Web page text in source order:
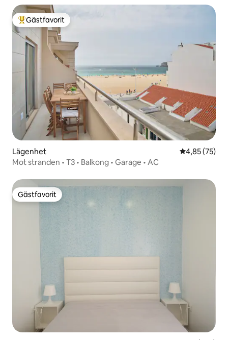
Populär gästfavorit
Gästfavorit
Lägenhet 4,85 av 5 i
4,85 (75)
Mot stranden • T3 • Balkong • Garage • AC
Gästfavorit
Gästfavorit